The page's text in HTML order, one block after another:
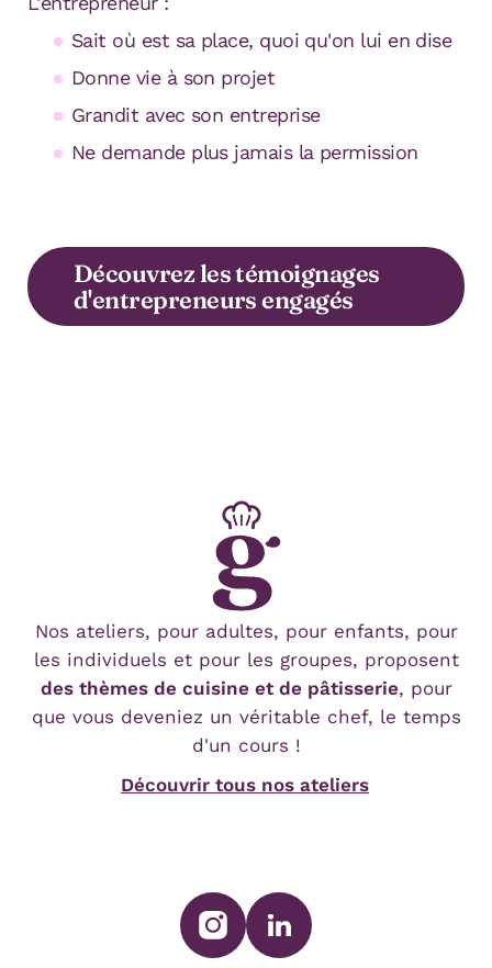
Sait où est sa place, quoi qu'on lui en dise
Donne vie à son projet
Grandit avec son entreprise
Ne demande plus jamais la permission
Découvrez les témoignages
d'entrepreneurs engagés
Nos ateliers, pour adultes, pour enfants, pour
les individuels et pour les groupes, proposent
des thèmes de cuisine et de pâtisserie, pour
que vous deveniez un véritable chef, le temps
d'un cours !
Découvrir tous nos ateliers
SUIVEZ-NOUS SUR